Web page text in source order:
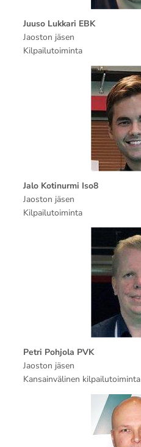
Juuso Lukkari EBK
Jaoston jäsen
Kilpailutoiminta
Jalo Kotinurmi Iso8
Jaoston jäsen
Kilpailutoiminta
Petri Pohjola PVK
Jaoston jäsen
Kansainvälinen kilpailutoiminta